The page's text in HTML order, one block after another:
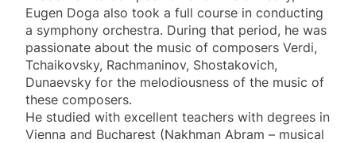
Eugen Doga also took a full course in conducting
a symphony orchestra. During that period, he was
passionate about the music of composers Verdi,
Tchaikovsky, Rachmaninov, Shostakovich,
Dunaevsky for the melodiousness of the music of
these composers.
He studied with excellent teachers with degrees in
Vienna and Bucharest (Nakhman Abram – musical